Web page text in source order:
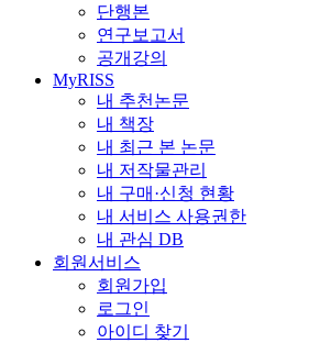
단행본
연구보고서
공개강의
MyRISS
내 추천논문
내 책장
내 최근 본 논문
내 저작물관리
내 구매·신청 현황
내 서비스 사용권한
내 관심 DB
회원서비스
회원가입
로그인
아이디 찾기